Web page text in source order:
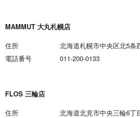
MAMMUT 大丸札幌店
住所
北海道札幌市中央区北5条
電話番号
011-200-0133
FLOS 三輪店
住所
北海道北見市中央三輪6丁